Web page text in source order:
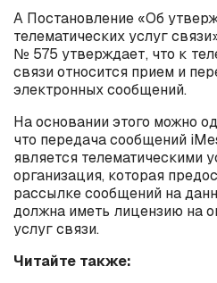
А Постановление «Об
телематических услуг
№ 575 утверждает, что к
связи относится прием и
электронных сообщений.
На основании этого можно
что передача сообщений
является телематическими
организация, которая
рассылке сообщений на
должна иметь лицензию на
услуг связи.
Читайте также: